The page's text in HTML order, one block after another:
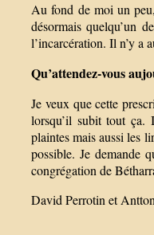
Au fond de moi un
désormais quelqu’un
l’incarcération. Il n’y a
Qu’attendez-vous
Je veux que cette
lorsqu’il subit tout ça.
plaintes mais aussi les
possible. Je demande
congrégation de
David Perrotin et